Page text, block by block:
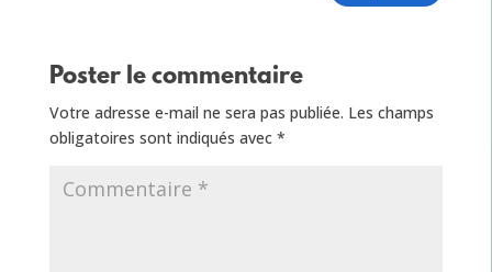
Poster le commentaire
Votre adresse e-mail ne sera pas publiée. Les champs
obligatoires sont indiqués avec *